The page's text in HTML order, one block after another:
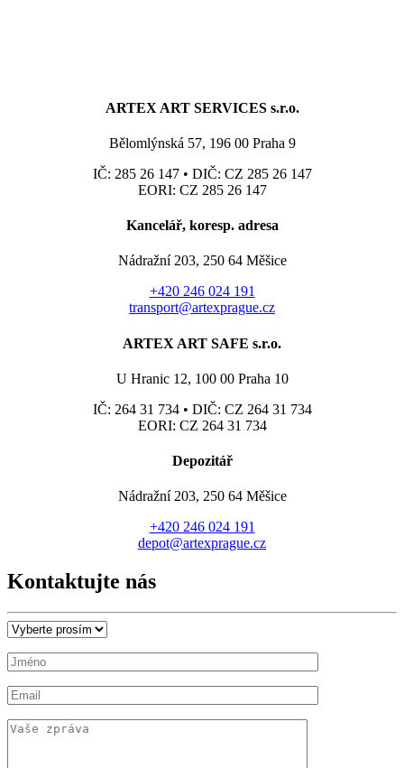
ARTEX ART SERVICES s.r.o.
Bělomlýnská 57, 196 00 Praha 9
IČ: 285 26 147 • DIČ: CZ 285 26 147
EORI: CZ 285 26 147
Kancelář, koresp. adresa
Nádražní 203, 250 64 Měšice
+420 246 024 191
transport@artexprague.cz
ARTEX ART SAFE s.r.o.
U Hranic 12, 100 00 Praha 10
IČ: 264 31 734 • DIČ: CZ 264 31 734
EORI: CZ 264 31 734
Depozitář
Nádražní 203, 250 64 Měšice
+420 246 024 191
depot@artexprague.cz
Kontaktujte nás